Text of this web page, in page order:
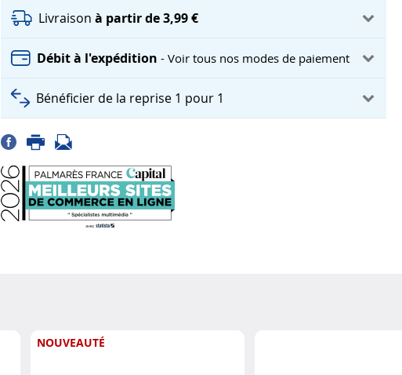
Livraisonà partir de 3,99 €
Débit à l'expédition- Voir tous nos modes de paiement
Bénéficier de la reprise 1 pour 1
NOUVEAUTÉ